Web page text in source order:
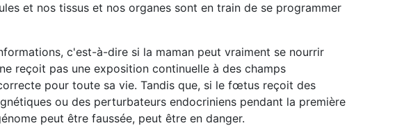
et nos tissus et nos organes sont en train de se programmer
c'est-à-dire si la maman peut vraiment se nourrir
reçoit pas une exposition continuelle à des champs
pour toute sa vie. Tandis que, si le fœtus reçoit des
ou des perturbateurs endocriniens pendant la première
peut être faussée, peut être en danger.